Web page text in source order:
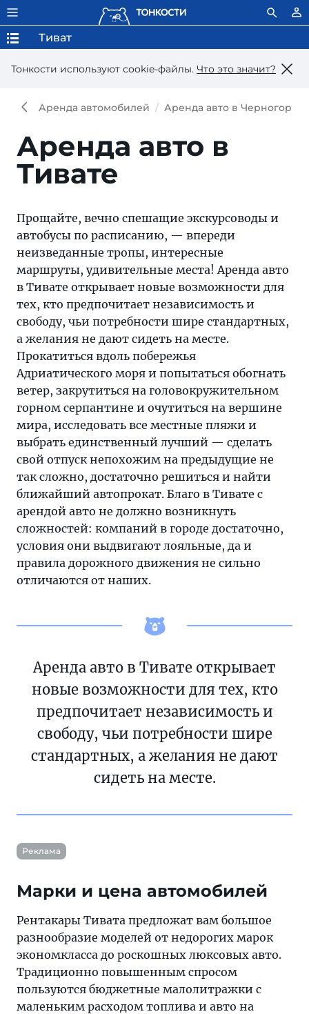
Тонкости используют сookie-файлы. Что это значит?
Тиват
Аренда автомобилей Аренда авто в Черногории
Аренда авто в
Тивате
Прощайте, вечно спешащие экскурсоводы и
автобусы по расписанию, — впереди
неизведанные тропы, интересные
маршруты, удивительные места! Аренда авто
в Тивате открывает новые возможности для
тех, кто предпочитает независимость и
свободу, чьи потребности шире стандартных,
а желания не дают сидеть на месте.
Прокатиться вдоль побережья
Адриатического моря и попытаться обогнать
ветер, закрутиться на головокружительном
горном серпантине и очутиться на вершине
мира, исследовать все местные пляжи и
выбрать единственный лучший — сделать
свой отпуск непохожим на предыдущие не
так сложно, достаточно решиться и найти
ближайший автопрокат. Благо в Тивате с
арендой авто не должно возникнуть
сложностей: компаний в городе достаточно,
условия они выдвигают лояльные, да и
правила дорожного движения не сильно
отличаются от наших.
Аренда авто в Тивате открывает
новые возможности для тех, кто
предпочитает независимость и
свободу, чьи потребности шире
стандартных, а желания не дают
сидеть на месте.
Реклама
Марки и цена автомобилей
Рентакары Тивата предложат вам большое
разнообразие моделей от недорогих марок
экономкласса до роскошных люксовых авто.
Традиционно повышенным спросом
пользуются бюджетные малолитражки с
маленьким расходом топлива и авто на